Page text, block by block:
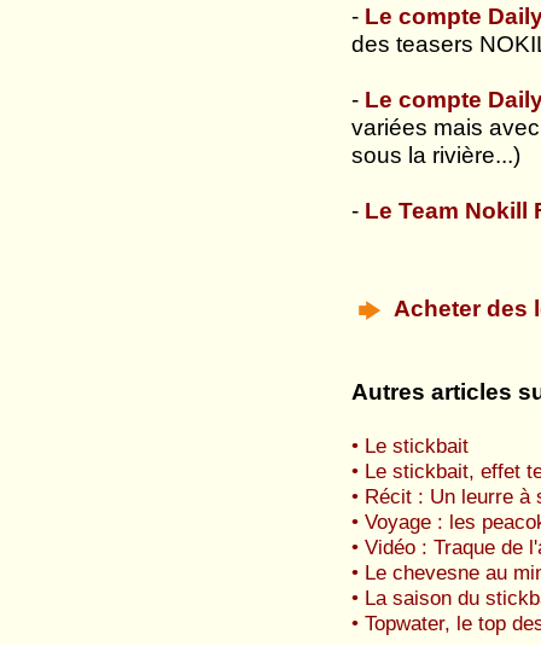
- Le compte
des teasers
- Le compte
variées mais
sous la rivière...)
- Le Team Nokill
Acheter des
Autres articles
• Le stickbait
• Le stickbait, effet
• Récit : Un leurre à
• Voyage : les
• Vidéo : Traque de
• Le chevesne au
• La saison du
• Topwater, le top